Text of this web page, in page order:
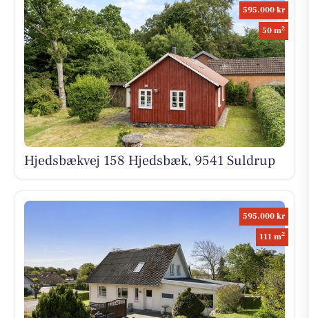
595.000 kr
50 m2
Hjedsbækvej 158 Hjedsbæk, 9541 Suldrup
595.000 kr
111 m2